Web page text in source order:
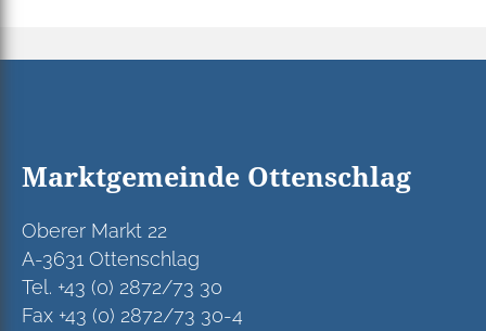
Marktgemeinde Ottenschlag
Oberer Markt 22
A-3631 Ottenschlag
Tel. +43 (0) 2872/73 30
Fax +43 (0) 2872/73 30-4